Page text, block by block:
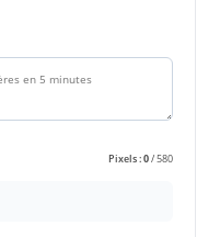
Pixels :0/ 580